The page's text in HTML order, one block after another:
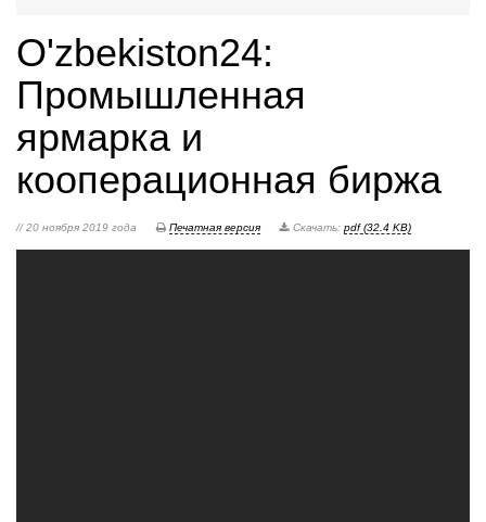
O'zbekiston24:
Промышленная
ярмарка и
кооперационная биржа
// 20 ноября 2019 года Печатная версия Скачать: pdf (32.4 KB)